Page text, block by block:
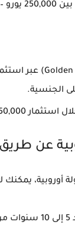
250,000 يورو – 2,000,000 يورو
استثمار
الجنسية.
استثمار 750,000 يورو
أوروبية، يمكنك
5 إلى 10 سنوات